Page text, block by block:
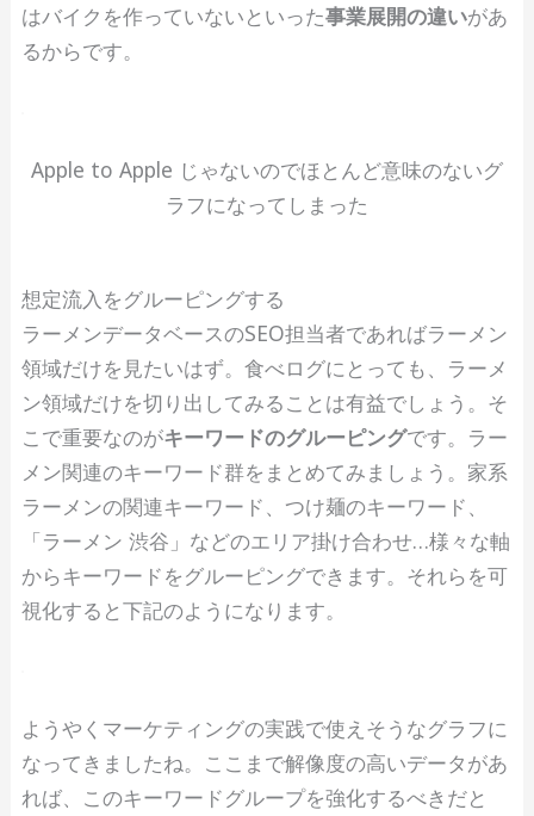
はバイクを作っていないといった事業展開の違いがあ
るからです。
Apple to Apple じゃないのでほとんど意味のないグ
ラフになってしまった
想定流入をグルーピングする
ラーメンデータベースのSEO担当者であればラーメン
領域だけを見たいはず。食べログにとっても、ラーメ
ン領域だけを切り出してみることは有益でしょう。そ
こで重要なのがキーワードのグルーピングです。ラー
メン関連のキーワード群をまとめてみましょう。家系
ラーメンの関連キーワード、つけ麺のキーワード、
「ラーメン 渋谷」などのエリア掛け合わせ…様々な軸
からキーワードをグルーピングできます。それらを可
視化すると下記のようになります。
ようやくマーケティングの実践で使えそうなグラフに
なってきましたね。ここまで解像度の高いデータがあ
れば、このキーワードグループを強化するべきだと